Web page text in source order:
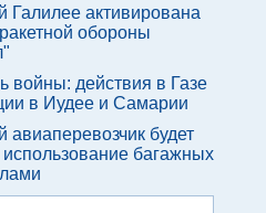
Галилее активирована
обороны
войны: действия в Газе
в Иудее и Самарии
будет
использование багажных